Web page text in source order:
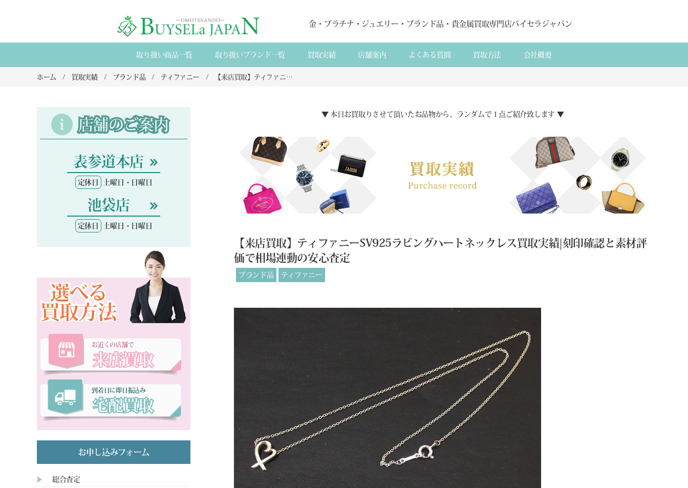
金・プラチナ・ジュエリー・ブランド品・貴金属買取専門店バイセラジャパン
取り扱い商品一覧 取り扱いブランド一覧 買取実績 店舗案内 よくある質間 買取方法 会社概要
ホーム 買取実績 ブランド品 ティファニー 【来店買取】ティファニーSV925ラビングハートネックレス買取実績|刻印確認と素材評価で相場連動の安心査定
▼ 本日お買取りさせて頂いたお品物から、ランダムで１点ご紹介致します ▼
【来店買取】ティファニーSV925ラビングハートネックレス買取実績|刻印確認と素材評
価で相場連動の安心査定
ブランド品 ティファニー
店舗のご案内
表参道本店
定休日 土曜日・日曜日
池袋店
定休日 土曜日・日曜日
選べる
買取方法
お近くの店舗で
来店買取
到着日に即日振込み
宅配買取
お申し込みフォーム
総合査定